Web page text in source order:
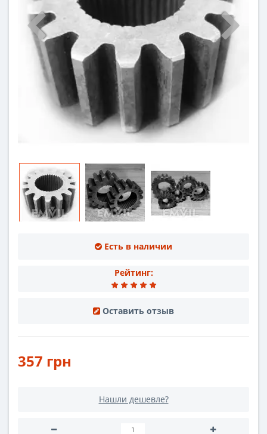
Есть в наличии
Рейтинг:
Оставить отзыв
357 грн
Нашли дешевле?